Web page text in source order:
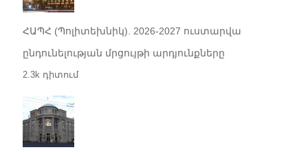
ՀԱՊՀ (Պոլիտեխնիկ). 2026-2027 ուստարվա
ընդունելության մրցույթի արդյունքները
2.3k դիտում